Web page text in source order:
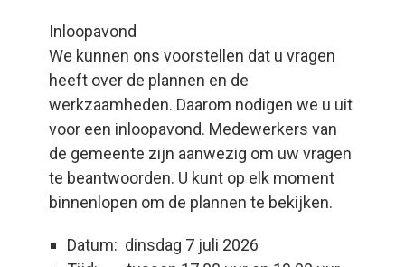
Inloopavond
We kunnen ons voorstellen dat u vragen
heeft over de plannen en de
werkzaamheden. Daarom nodigen we u uit
voor een inloopavond. Medewerkers van
de gemeente zijn aanwezig om uw vragen
te beantwoorden. U kunt op elk moment
binnenlopen om de plannen te bekijken.
Datum: dinsdag 7 juli 2026